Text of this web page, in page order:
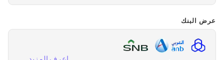
عرض البنك